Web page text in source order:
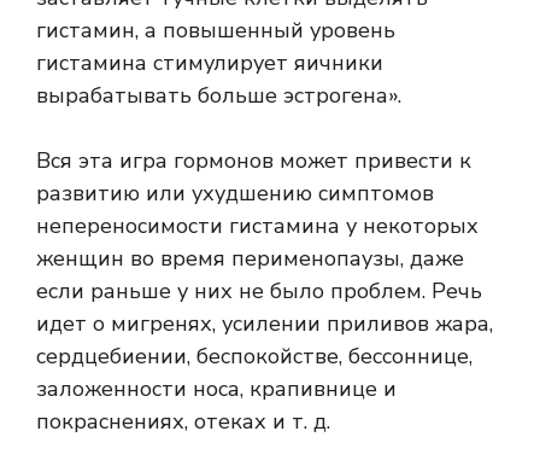
гистамин, а повышенный уровень
гистамина стимулирует яичники
вырабатывать больше эстрогена».
Вся эта игра гормонов может привести к
развитию или ухудшению симптомов
непереносимости гистамина у некоторых
женщин во время перименопаузы, даже
если раньше у них не было проблем. Речь
идет о мигренях, усилении приливов жара,
сердцебиении, беспокойстве, бессоннице,
заложенности носа, крапивнице и
покраснениях, отеках и т. д.